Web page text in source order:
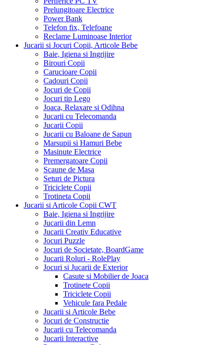
Prelungitoare Electrice
Power Bank
Telefon fix, Telefoane
Reclame Luminoase Interior
Jucarii si Jocuri Copii, Articole Bebe
Baie, Igiena si Ingrijire
Birouri Copii
Carucioare Copii
Cadouri Copii
Jocuri de Copii
Jocuri tip Lego
Joaca, Relaxare si Odihna
Jucarii cu Telecomanda
Jucarii Copii
Jucarii cu Baloane de Sapun
Marsupii si Hamuri Bebe
Masinute Electrice
Premergatoare Copii
Scaune de Masa
Seturi de Pictura
Triciclete Copii
Trotineta Copii
Jucarii si Articole Copii CWT
Baie, Igiena si Ingrijire
Jucarii din Lemn
Jucarii Creativ Educative
Jocuri Puzzle
Jocuri de Societate, BoardGame
Jucarii Roluri - RolePlay
Jocuri si Jucarii de Exterior
Casute si Mobilier de Joaca
Trotinete Copii
Triciclete Copii
Vehicule fara Pedale
Jucarii si Articole Bebe
Jocuri de Constructie
Jucarii cu Telecomanda
Jucarii Interactive